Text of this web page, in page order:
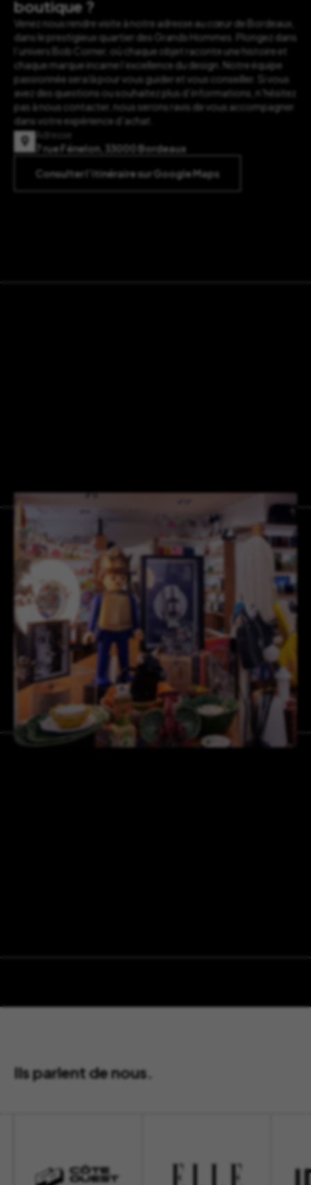
boutique ?
Venez nous rendre visite à notre adresse au cœur de Bordeaux,
dans le prestigieux quartier des Grands Hommes. Plongez dans
l’univers Bob Corner, où chaque objet raconte une histoire et
chaque marque incarne l’excellence du design. Notre équipe
passionnée sera là pour vous guider et vous conseiller. Si vous
avez des questions ou souhaitez plus d’informations, n’hésitez
pas à nous contacter, nous serons ravis de vous accompagner
dans votre expérience d’achat.
Adresse
7 rue Fénelon, 33000 Bordeaux
Consulter l’itinéraire sur Google Maps
Ils parlent de nous.